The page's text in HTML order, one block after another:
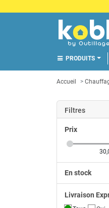
PRODUITS
Accueil
Filtres
Prix
En stock
Livraison